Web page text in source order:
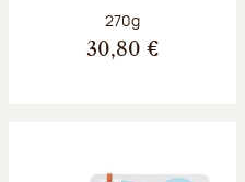
Poids net :
270g
30,80 €